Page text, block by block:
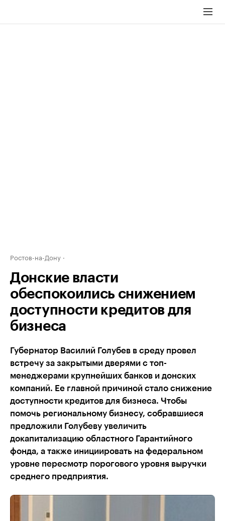
Ростов-на-Дону
Донские власти
обеспокоились снижением
доступности кредитов для
бизнеса
Губернатор Василий Голубев в среду провел
встречу за закрытыми дверями с топ-
менеджерами крупнейших банков и донских
компаний. Ее главной причиной стало снижение
доступности кредитов для бизнеса. Чтобы
помочь региональному бизнесу, собравшиеся
предложили Голубеву увеличить
докапитализацию областного Гарантийного
фонда, а также инициировать на федеральном
уровне пересмотр порогового уровня выручки
среднего предприятия.